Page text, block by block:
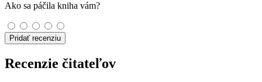
Ako sa páčila kniha vám?
Pridať recenziu
Recenzie čitateľov